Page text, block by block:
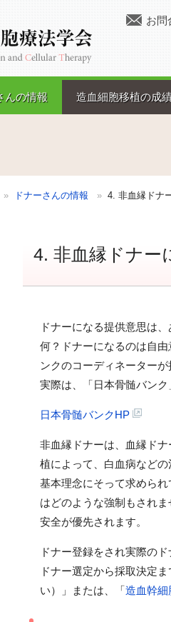
お問
んの情報 造血細胞移植の成
» ドナーさんの情報 » 4. 非血縁ドナ
4. 非血縁ドナー
ドナーになる提供意思は
何？ドナーになるのは自
ンクのコーディネーター
実際は、「日本骨髄バンク
日本骨髄バンクHP
非血縁ドナーは、血縁ド
植によって、白血病など
基本理念にそって求めら
はどのような強制もされ
安全が優先されます。
ドナー登録をされ実際の
ドナー選定から採取決定
い）」または、「造血幹細